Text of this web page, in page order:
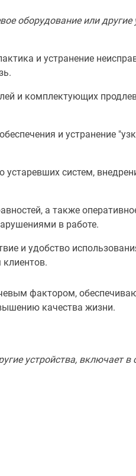
оборудование или другие
и устранение
и комплектующих
и устранение
систем,
а также
в работе.
и удобство
фактором,
качества жизни.
устройства, включает в